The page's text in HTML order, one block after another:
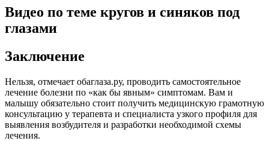
Видео по теме кругов и синяков под
глазами
Заключение
Нельзя, отмечает обаглаза.ру, проводить самостоятельное
лечение болезни по «как бы явным» симптомам. Вам и
малышу обязательно стоит получить медицинскую грамотную
консультацию у терапевта и специалиста узкого профиля для
выявления возбудителя и разработки необходимой схемы
лечения.